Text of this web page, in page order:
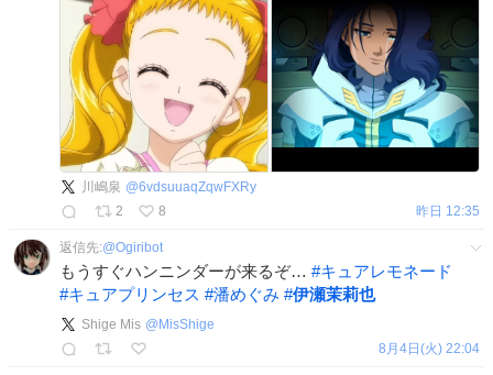
川嶋泉 @6vdsuuaqZqwFXRy
2
8 昨日 12:35
返信先:@Ogiribot
もうすぐハンニンダーが来るぞ… #キュアレモネード
#キュアプリンセス #潘めぐみ #伊瀬茉莉也
Shige Mis @ MisShige
8月4日(火) 22:04